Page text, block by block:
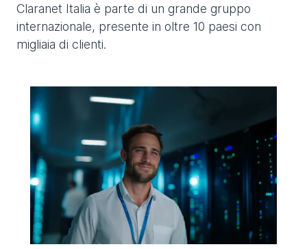
Claranet Italia è parte di un grande gruppo
internazionale, presente in oltre 10 paesi con
migliaia di clienti.